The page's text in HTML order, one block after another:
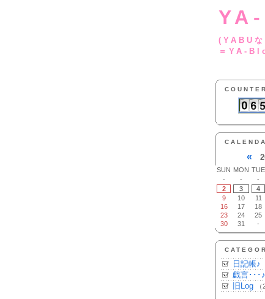
＝YA-
COUNTER
«
SUN MON TUE
-
- -
2
3 4
9
10 11
16
17 18
23
24 25
30
31 -
日記帳♪
戯言･･･♪
旧Log